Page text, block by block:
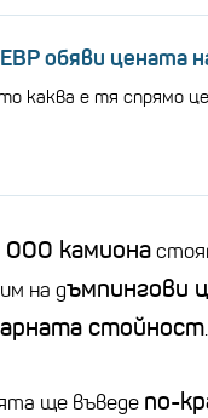
обяви цената
каква е тя спрямо
000 камиона
на дъмпингови
стойност.
ще въведе по-